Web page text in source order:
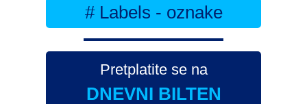
# Labels - oznake
Pretplatite se na
DNEVNI BILTEN